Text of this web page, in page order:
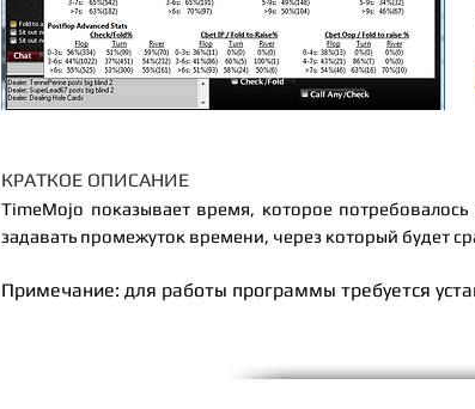
КРАТКОЕ ОПИСАНИЕ
TimeMojo показывает время, которое
задавать промежуток времени, через который будет
Примечание: для работы программы требуется